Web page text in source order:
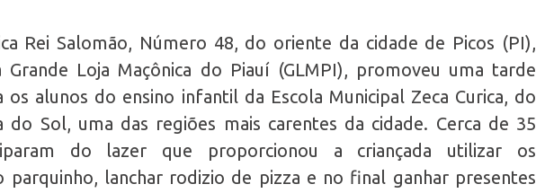
Rei Salomão, Número 48, do oriente da cidade de Picos (PI),
Grande Loja Maçônica do Piauí (GLMPI), promoveu uma tarde
alunos do ensino infantil da Escola Municipal Zeca Curica, do
do Sol, uma das regiões mais carentes da cidade. Cerca de 35
do lazer que proporcionou a criançada utilizar os
parquinho, lanchar rodizio de pizza e no final ganhar presentes